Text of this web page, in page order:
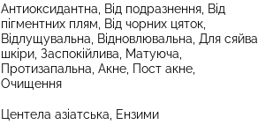
Антиоксидантна, Від подразнення, Від
пігментних плям, Від чорних цяток,
Відлущувальна, Відновлювальна, Для сяйва
шкіри, Заспокійлива, Матуюча,
Протизапальна, Акне, Пост акне,
Очищення
Центела азіатська, Ензими